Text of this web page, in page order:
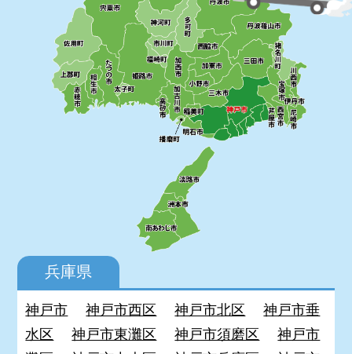
兵庫県
神戸市 神戸市西区 神戸市北区
神戸市垂
水区
神戸市東灘区 神戸市須磨区
神戸市